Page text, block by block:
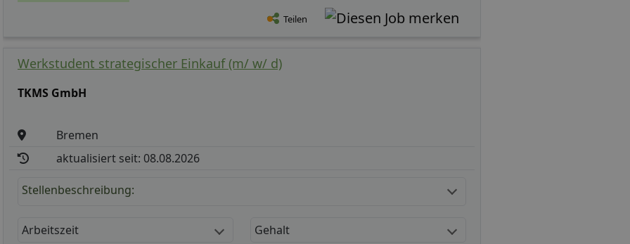
Teilen
Werkstudent strategischer Einkauf (m/ w/ d)
TKMS GmbH
Bremen
aktualisiert seit: 08.08.2026
Stellenbeschreibung:
Arbeitszeit Gehalt